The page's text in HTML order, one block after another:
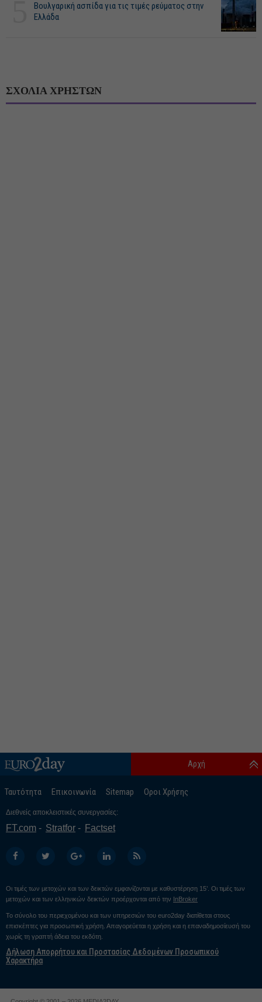
Βουλγαρική ασπίδα για τις τιμές ρεύματος στην
Ελλάδα
ΣΧΟΛΙΑ ΧΡΗΣΤΩΝ
Ταυτότητα Επικοινωνία Sitemap Οροι Χρήσης
Αρχή
Διεθνείς αποκλειστικές συνεργασίες:
FT.com Stratfor Factset
Οι τιμές των μετοχών και των δεικτών εμφανίζονται με καθυστέρηση 15’. Οι τιμές των
μετοχών και των ελληνικών δεικτών προέρχονται από την InBroker
Το σύνολο του περιεχομένου και των υπηρεσιών του euro2day διατίθεται στους
επισκέπτες για προσωπική χρήση. Απαγορεύεται η χρήση και η επαναδημοσίευσή του
χωρίς τη γραπτή άδεια του εκδότη.
Δήλωση Απορρήτου και Προστασίας Δεδομένων Προσωπικού
Χαρακτήρα